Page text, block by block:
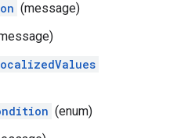
(message)
(enum)